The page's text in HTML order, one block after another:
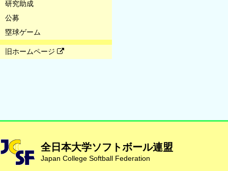
研究助成
公募
塁球ゲーム
旧ホームページ
全日本大学ソフトボール連盟
Japan College Softball Federation